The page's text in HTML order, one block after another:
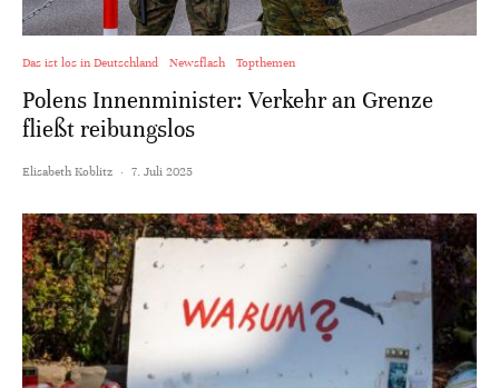
Das ist los in Deutschland Newsflash Topthemen
Polens Innenminister: Verkehr an Grenze
fließt reibungslos
Elisabeth Koblitz · 7. Juli 2025